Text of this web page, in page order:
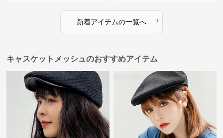
新着アイテムの一覧へ ›
キャスケットメッシュのおすすめアイテム